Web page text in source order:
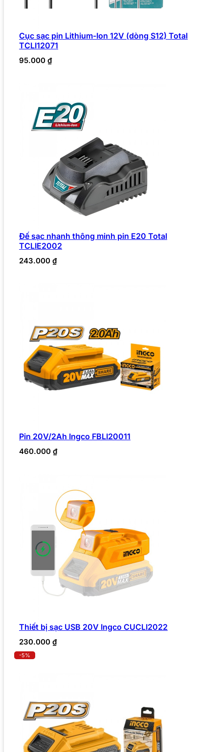
Cục sạc pin Lithium-Ion 12V (dòng S12) Total
TCLI12071
95.000 ₫
Đế sạc nhanh thông minh pin E20 Total
TCLIE2002
243.000 ₫
Pin 20V/2Ah Ingco FBLI20011
460.000 ₫
Thiết bị sạc USB 20V Ingco CUCLI2022
230.000 ₫
-5%